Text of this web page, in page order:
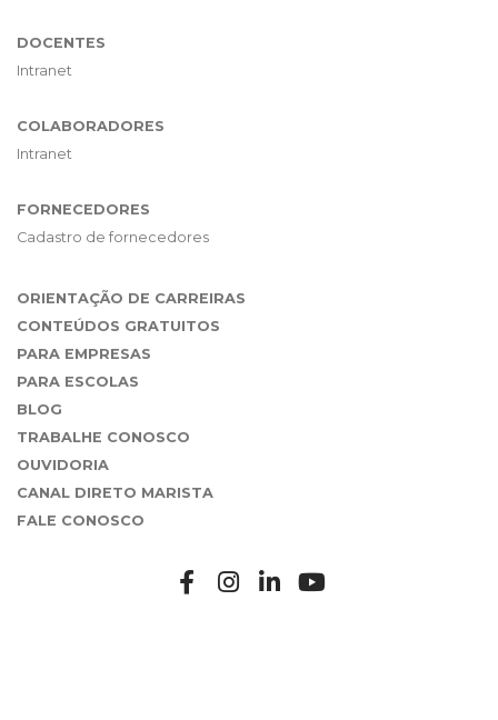
DOCENTES
Intranet
COLABORADORES
Intranet
FORNECEDORES
Cadastro de fornecedores
ORIENTAÇÃO DE CARREIRAS
CONTEÚDOS GRATUITOS
PARA EMPRESAS
PARA ESCOLAS
BLOG
TRABALHE CONOSCO
OUVIDORIA
CANAL DIRETO MARISTA
FALE CONOSCO